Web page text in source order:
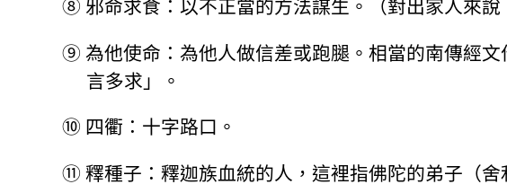
⑧ 邪命求食：以不正當的方法謀生。（對出家人來
⑨ 為他使命：為他人做信差或跑腿。相當的南傳經
言多求」。
⑩ 四衢：十字路口。
⑪ 釋種子：釋迦族血統的人，這裡指佛陀的弟子（舍